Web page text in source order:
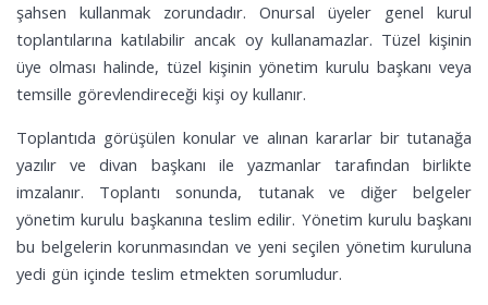
şahsen kullanmak zorundadır. Onursal üyeler genel kurul
toplantılarına katılabilir ancak oy kullanamazlar. Tüzel kişinin
üye olması halinde, tüzel kişinin yönetim kurulu başkanı veya
temsille görevlendireceği kişi oy kullanır.
Toplantıda görüşülen konular ve alınan kararlar bir tutanağa
yazılır ve divan başkanı ile yazmanlar tarafından birlikte
imzalanır. Toplantı sonunda, tutanak ve diğer belgeler
yönetim kurulu başkanına teslim edilir. Yönetim kurulu başkanı
bu belgelerin korunmasından ve yeni seçilen yönetim kuruluna
yedi gün içinde teslim etmekten sorumludur.